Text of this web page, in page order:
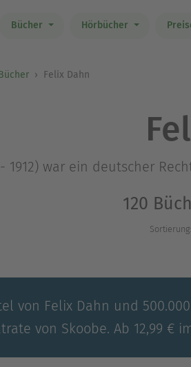
Bücher Hörbücher
Felix Dahn
1912) war ein deutscher
120
von Felix Dahn und
von Skoobe. Ab 12,99 €